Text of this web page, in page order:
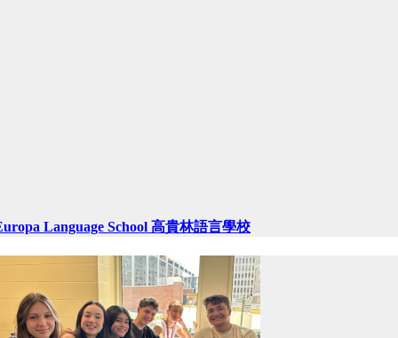
Language School 高貴林語言學校